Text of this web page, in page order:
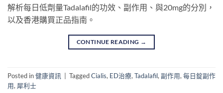
解析每日低劑量Tadalafil的功效、副作用、與20mg的分別，
以及香港購買正品指南。
CONTINUE READING →
Posted in健康資訊 TaggedCialis, ED治療, Tadalafil, 副作用, 每日錠副作
用, 犀利士